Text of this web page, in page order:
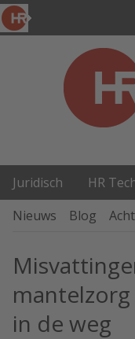
Juridisch HR
Nieuws
Blog
in de weg